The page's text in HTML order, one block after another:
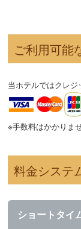
ご利用可能
当ホテルではクレジ
※手数料はかかりませ
料金システ
ショートタイ